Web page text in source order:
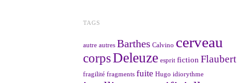
TAGS
autre autres Barthes Calvino cerveau
corpsDeleuze esprit fiction Flaubert
fragilité fragments fuite Hugo idiorythme